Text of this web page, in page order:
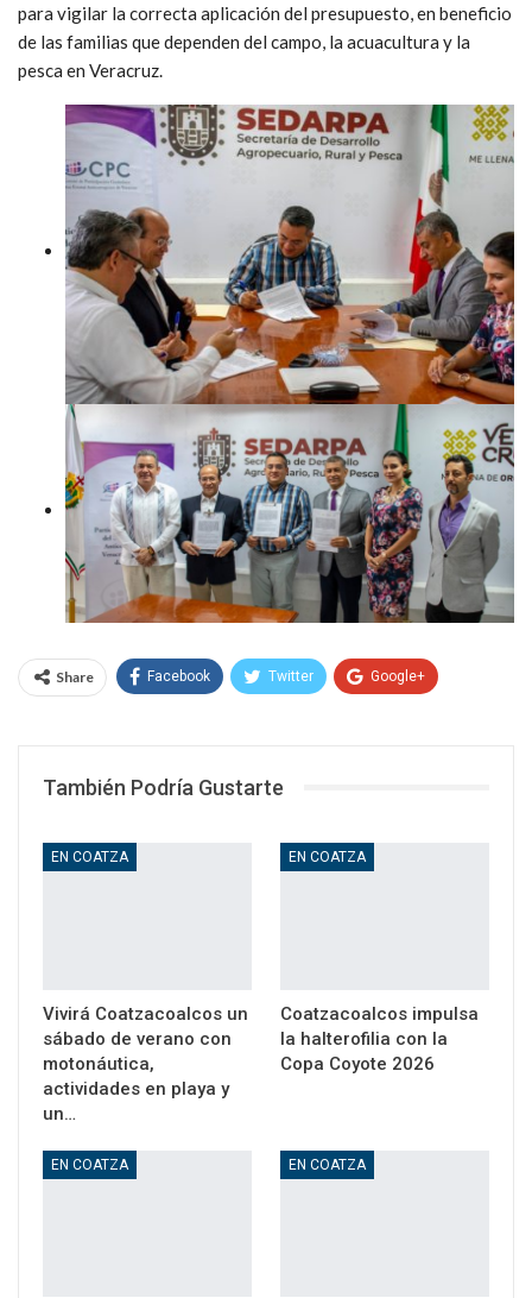
para vigilar la correcta aplicación del presupuesto, en beneficio
de las familias que dependen del campo, la acuacultura y la
pesca en Veracruz.
Share Facebook Twitter Google+
También Podría Gustarte
EN COATZA
Vivirá Coatzacoalcos un
sábado de verano con
motonáutica,
actividades en playa y
un…
EN COATZA
Coatzacoalcos impulsa
la halterofilia con la
Copa Coyote 2026
EN COATZA EN COATZA